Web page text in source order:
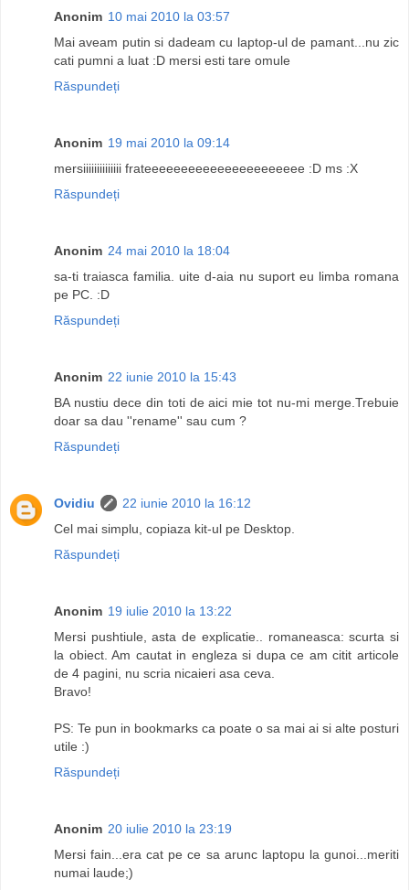
Anonim 10 mai 2010 la 03:57
Mai aveam putin si dadeam cu laptop-ul de pamant...nu zic
cati pumni a luat :D mersi esti tare omule
Răspundeți
Anonim 19 mai 2010 la 09:14
mersiiiiiiiiiiiiii frateeeeeeeeeeeeeeeeeeeeee :D ms :X
Răspundeți
Anonim 24 mai 2010 la 18:04
sa-ti traiasca familia. uite d-aia nu suport eu limba romana
pe PC. :D
Răspundeți
Anonim 22 iunie 2010 la 15:43
BA nustiu dece din toti de aici mie tot nu-mi merge.Trebuie
doar sa dau ''rename'' sau cum ?
Răspundeți
Ovidiu
22 iunie 2010 la 16:12
Cel mai simplu, copiaza kit-ul pe Desktop.
Răspundeți
Anonim 19 iulie 2010 la 13:22
Mersi pushtiule, asta de explicatie.. romaneasca: scurta si
la obiect. Am cautat in engleza si dupa ce am citit articole
de 4 pagini, nu scria nicaieri asa ceva.
Bravo!
PS: Te pun in bookmarks ca poate o sa mai ai si alte posturi
utile :)
Răspundeți
Anonim 20 iulie 2010 la 23:19
Mersi fain...era cat pe ce sa arunc laptopu la gunoi...meriti
numai laude;)